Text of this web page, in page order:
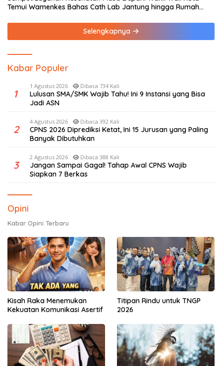
Temui Wamenkes Bahas Cath Lab Jantung hingga Rumah
Selengkapnya
Kabar Populer
1
1 Agustus 2026 Dibaca 734 Kali
Lulusan SMA/SMK Wajib Tahu! Ini 9 Instansi yang Bisa
Jadi ASN
2
4 Agustus 2026 Dibaca 392 Kali
CPNS 2026 Diprediksi Ketat, Ini 15 Jurusan yang Paling
Banyak Dibutuhkan
3
2 Agustus 2026 Dibaca 388 Kali
Jangan Sampai Gagal! Tahap Awal CPNS Wajib
Siapkan 7 Berkas
Opini
Kabar Opini Terbaru
Kisah Raka Menemukan
Kekuatan Komunikasi Asertif
Titipan Rindu untuk TNGP
2026